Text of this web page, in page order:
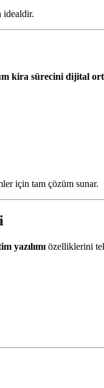
idealdir.
kira sürecini dijital
için tam çözüm sunar.
yazılımı özelliklerini